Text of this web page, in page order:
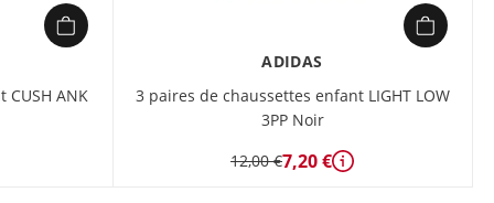
ANK
ADIDAS
3 paires de chaussettes enfant LIGHT LOW
3PP Noir
12,00 €7,20 € Détails